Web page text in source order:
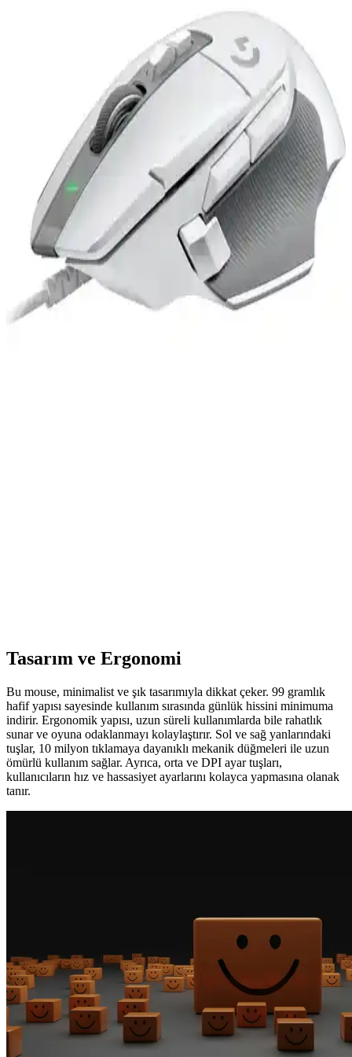
Logitech G413 SE TKL, dayanıklı alüminyum yüzeyi ve Romer-G
anahtarlarıyla hem oyun hem de günlük kullanım için ideal,
kompakt ve şık bir mekanik klavyedir.
Logitech Klavye Çeşitleri ve Özellikleriyle Elektronik
Dünyasında Öne Çıkıyor
Logitech klavyeleri, kablosuz, mekanik, ergonomik ve portatif
modelleriyle kullanıcılara yüksek performans ve güvenilirlik sunar.
Geniş ürün yelpazesi, kullanıcı dostu tasarımıyla teknoloji
dünyasında öne çıkar.
Logitech G502 X Lightspeed Kablosuz Oyun ve
Günlük Kullanım Mouse'u
Logitech G502 X Lightspeed, yüksek hassasiyet ve stabil kablosuz
bağlantı sağlayan ergonomik tasarımlı bir oyun ve günlük kullanım
mouse'udur.
Logitech Kablosuz Klavye ve Fare Setleri: Ergonomi
ve Performans Özellikleri
Tasarım ve Ergonomi
Bu mouse, minimalist ve şık tasarımıyla dikkat çeker. 99 gramlık
hafif yapısı sayesinde kullanım sırasında günlük hissini minimuma
indirir. Ergonomik yapısı, uzun süreli kullanımlarda bile rahatlık
sunar ve oyuna odaklanmayı kolaylaştırır. Sol ve sağ yanlarındaki
tuşlar, 10 milyon tıklamaya dayanıklı mekanik düğmeleri ile uzun
ömürlü kullanım sağlar. Ayrıca, orta ve DPI ayar tuşları,
kullanıcıların hız ve hassasiyet ayarlarını kolayca yapmasına olanak
tanır.